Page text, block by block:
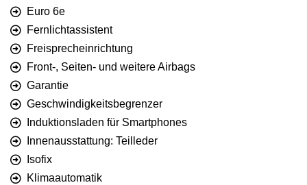
Euro 6e
Fernlichtassistent
Freisprecheinrichtung
Front-, Seiten- und weitere Airbags
Garantie
Geschwindigkeitsbegrenzer
Induktionsladen für Smartphones
Innenausstattung: Teilleder
Isofix
Klimaautomatik